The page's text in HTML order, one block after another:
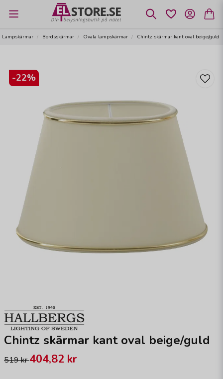
Lampskärmar Bordsskärmar Ovala lampskärmar Chintz skärmar kant oval beige/guld
-22%
Chintz skärmar kant oval beige/guld
519 kr404,82 kr